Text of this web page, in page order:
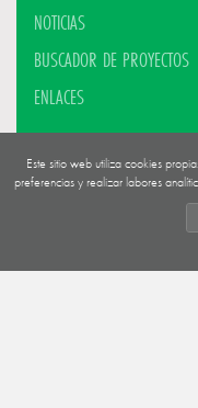
Este sitio web utiliza cookies
preferencias y realizar labores
NOTICIAS
BUSCADOR DE PROYECTOS
ENLACES
ACCESO RESTRINGIDO